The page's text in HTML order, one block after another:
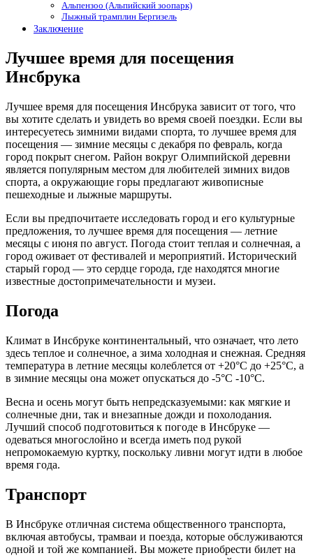
Альпензоо (Альпийский зоопарк)
Лыжный трамплин Бергизель
Заключение
Лучшее время для посещения
Инсбрука
Лучшее время для посещения Инсбрука зависит от того, что
вы хотите сделать и увидеть во время своей поездки. Если вы
интересуетесь зимними видами спорта, то лучшее время для
посещения — зимние месяцы с декабря по февраль, когда
город покрыт снегом. Район вокруг Олимпийской деревни
является популярным местом для любителей зимних видов
спорта, а окружающие горы предлагают живописные
пешеходные и лыжные маршруты.
Если вы предпочитаете исследовать город и его культурные
предложения, то лучшее время для посещения — летние
месяцы с июня по август. Погода стоит теплая и солнечная, а
город оживает от фестивалей и мероприятий. Исторический
старый город — это сердце города, где находятся многие
известные достопримечательности и музеи.
Погода
Климат в Инсбруке континентальный, что означает, что лето
здесь теплое и солнечное, а зима холодная и снежная. Средняя
температура в летние месяцы колеблется от +20°C до +25°C, а
в зимние месяцы она может опускаться до -5°C -10°C.
Весна и осень могут быть непредсказуемыми: как мягкие и
солнечные дни, так и внезапные дожди и похолодания.
Лучший способ подготовиться к погоде в Инсбруке —
одеваться многослойно и всегда иметь под рукой
непромокаемую куртку, поскольку ливни могут идти в любое
время года.
Транспорт
В Инсбруке отличная система общественного транспорта,
включая автобусы, трамваи и поезда, которые обслуживаются
одной и той же компанией. Вы можете приобрести билет на